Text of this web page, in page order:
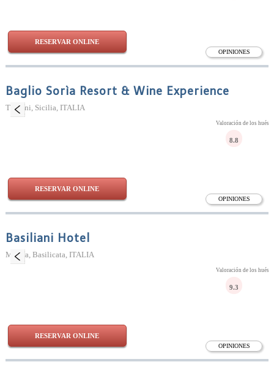
OPINIONES
RESERVAR ONLINE
Baglio Sorìa Resort & Wine Experience
Trapani, Sicilia, ITALIA
OPINIONES
Valoración de los
8.8
RESERVAR ONLINE
Basiliani Hotel
Matera, Basilicata, ITALIA
OPINIONES
Valoración de los
9.3
RESERVAR ONLINE